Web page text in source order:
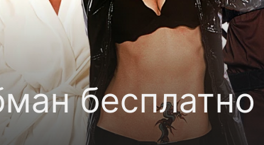
бесплатно